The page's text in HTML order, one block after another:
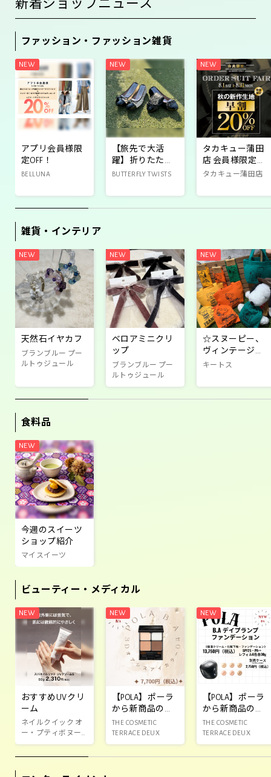
ファッション・ファッション雑貨
アプリ会員様限
定OFF！
BELLUNA
【旅先で大活
躍】折りたたみ
パンプス✨
BUTTERFLY TWISTS
タカキュー蒲田
店 会員様限定秋
の新作オーダー
タカキュー蒲田店
雑貨・インテリア
天然石イヤカフ
ブランブルー プー
ルトゥジュール
ベロアミニクリ
ップ
ブランブルー プー
ルトゥジュール
☆スヌーピー、
ヴィンテージ商
品☆
キートス
食料品
今週のスイーツ
ショップ紹介
マイスイーツ
ビューティー・メディカル
おすすめUVクリ
ーム
ネイルクイック オ
ー・プティボヌー
ル
【POLA】ポーラ
から新商品のお
知らせ‼️
THE COSMETIC
TERRACE DEUX
【POLA】ポーラ
から新商品のお
知らせ‼️
THE COSMETIC
TERRACE DEUX